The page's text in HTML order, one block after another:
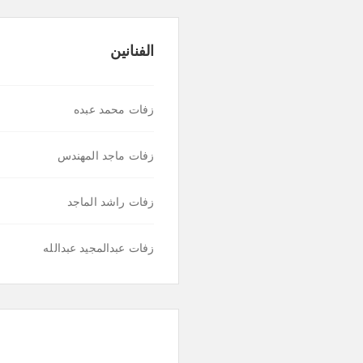
الفنانين
زفات محمد عبده
زفات ماجد المهندس
زفات راشد الماجد
زفات عبدالمجيد عبدالله